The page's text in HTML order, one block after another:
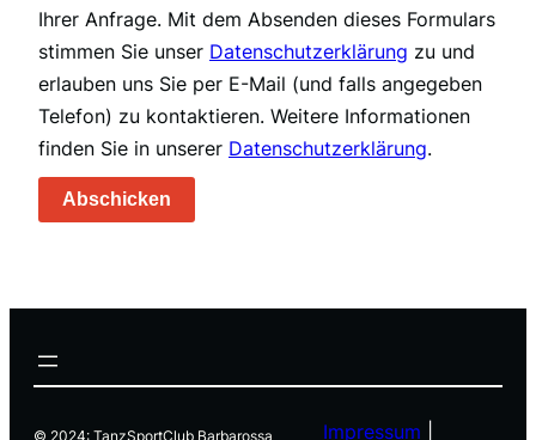
Ihrer Anfrage. Mit dem Absenden dieses Formulars
stimmen Sie unser Datenschutzerklärung zu und
erlauben uns Sie per E-Mail (und falls angegeben
Telefon) zu kontaktieren. Weitere Informationen
finden Sie in unserer Datenschutzerklärung.
Abschicken
© 2024: TanzSportClub Barbarossa Impressum